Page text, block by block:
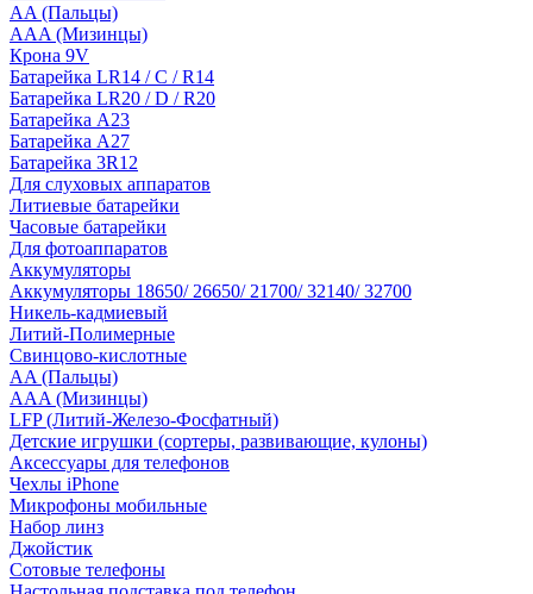
AA (Пальцы)
AAA (Мизинцы)
Крона 9V
Батарейка LR14 / C / R14
Батарейка LR20 / D / R20
Батарейка A23
Батарейка A27
Батарейка 3R12
Для слуховых аппаратов
Литиевые батарейки
Часовые батарейки
Для фотоаппаратов
Аккумуляторы
Аккумуляторы 18650/ 26650/ 21700/ 32140/ 32700
Никель-кадмиевый
Литий-Полимерные
Свинцово-кислотные
AA (Пальцы)
AAA (Мизинцы)
LFP (Литий-Железо-Фосфатный)
Детские игрушки (сортеры, развивающие, кулоны)
Аксессуары для телефонов
Чехлы iPhone
Микрофоны мобильные
Набор линз
Джойстик
Сотовые телефоны